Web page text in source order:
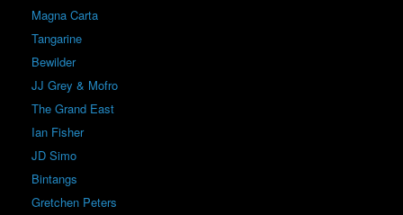
Magna Carta
Tangarine
Bewilder
JJ Grey & Mofro
The Grand East
Ian Fisher
JD Simo
Bintangs
Gretchen Peters